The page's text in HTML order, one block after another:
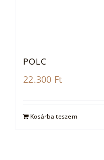
POLC
22.300 Ft
Kosárba teszem